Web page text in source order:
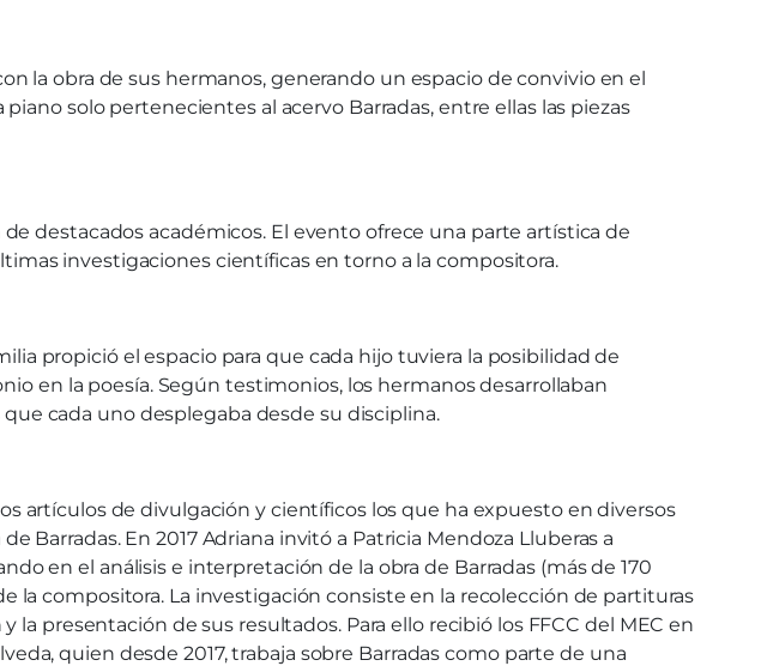
la obra de sus hermanos, generando un espacio de convivio en el
solo pertenecientes al acervo Barradas, entre ellas las piezas
destacados académicos. El evento ofrece una parte artística de
investigaciones científicas en torno a la compositora.
propició el espacio para que cada hijo tuviera la posibilidad de
en la poesía. Según testimonios, los hermanos desarrollaban
cada uno desplegaba desde su disciplina.
artículos de divulgación y científicos los que ha expuesto en diversos
Barradas. En 2017 Adriana invitó a Patricia Mendoza Lluberas a
en el análisis e interpretación de la obra de Barradas (más de 170
la compositora. La investigación consiste en la recolección de partituras
presentación de sus resultados. Para ello recibió los FFCC del MEC en
quien desde 2017, trabaja sobre Barradas como parte de una